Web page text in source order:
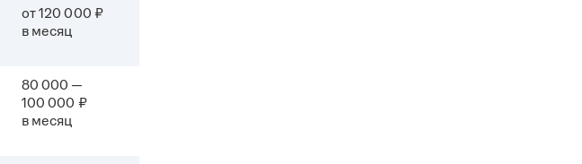
от 120 000 ₽
в месяц
80 000 —
100 000 ₽
в месяц